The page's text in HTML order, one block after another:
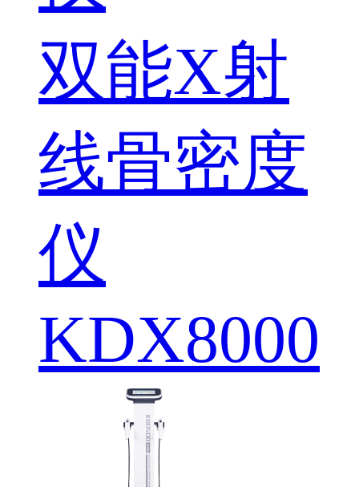
双能X射
线骨密度
仪
KDX8000